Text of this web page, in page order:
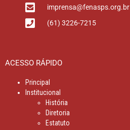
imprensa@fenasps.org.br
(61) 3226-7215
ACESSO RÁPIDO
Principal
Institucional
História
Diretoria
Estatuto